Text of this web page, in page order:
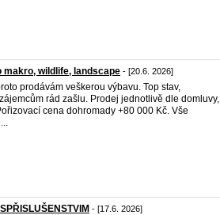
makro, wildlife, landscape - [20.6. 2026]
prodávám veškerou výbavu. Top stav,
rád zašlu. Prodej jednotlivě dle domluvy,
cena dohromady +80 000 Kč. Vše
- [17.6. 2026]